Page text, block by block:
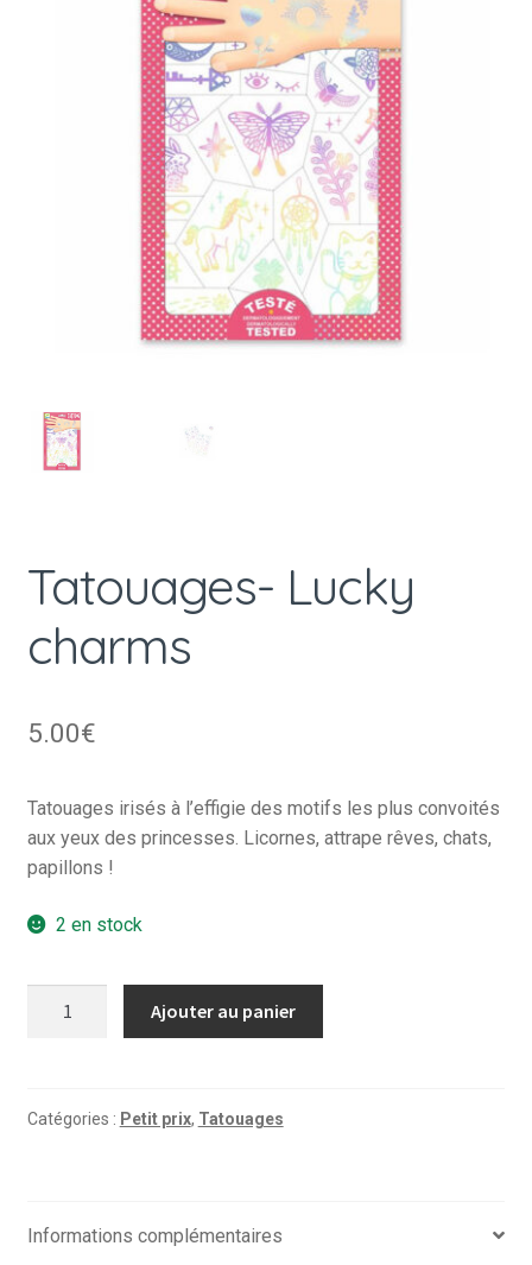
Tatouages- Lucky
charms
5.00€
Tatouages irisés à l’effigie des motifs les plus convoités
aux yeux des princesses. Licornes, attrape rêves, chats,
papillons !
2 en stock
charms
Ajouter au panier
Catégories : Petit prix, Tatouages
Informations complémentaires